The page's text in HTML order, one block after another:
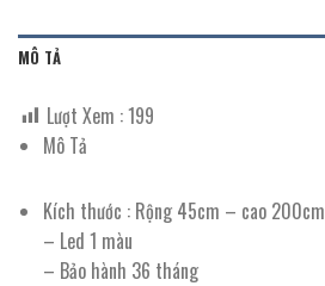
MÔ TẢ
Lượt Xem :199
Mô Tả
Kích thước : Rộng 45cm – cao 200cm
– Led 1 màu
– Bảo hành 36 tháng